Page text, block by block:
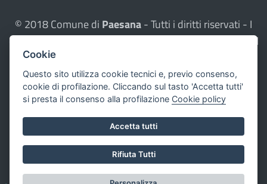
© 2018 Comune di Paesana- Tutti i diritti riservati - I
contenuti del sito, testi e immagini sono di proprietà del
Comune - CMS:
Questo sito utilizza, nella versione per UTENTI CON
DISLESSIA,Biancoenero ®, una font italiana ad Alta
Leggibilità.
Valuta questo sito
Dichiarazione di accessibilità
redatta il 00.00.0000
Cookie
Questo sito utilizza cookie tecnici e, previo consenso,
cookie di profilazione. Cliccando sul tasto 'Accetta tutti'
si presta il consenso alla profilazione Cookie policy
Accetta tutti
Rifiuta Tutti